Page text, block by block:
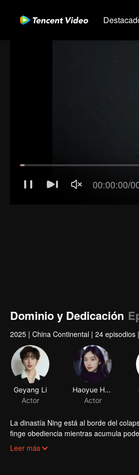
Dominio y Dedicación
2025 | China Continental | 24 episodios |
Geyang Li
Actor
Haoyue Huang
Actor
La dinastía Ning está al borde del
finge obediencia mientras acumula
encubiertamente. Finalmente, purga la
Leer más